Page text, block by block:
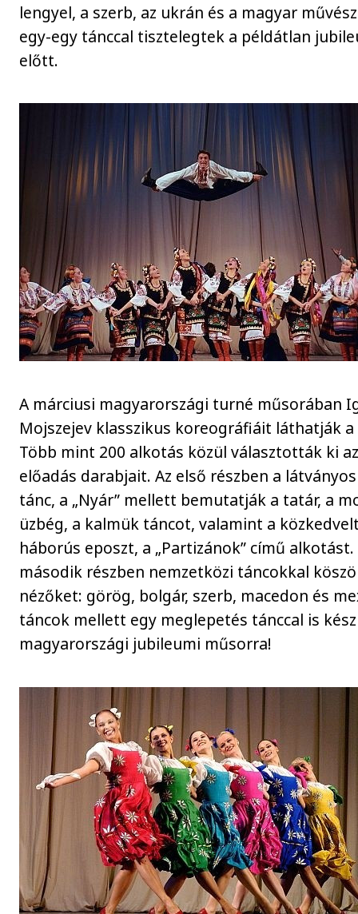
lengyel, a szerb, az ukrán és a magyar
egy-egy tánccal tisztelegtek a példátlan
előtt.
A márciusi magyarországi turné műsorában
Mojszejev klasszikus koreográfiáit láthatják a
Több mint 200 alkotás közül választották ki
előadás darabjait. Az első részben a
tánc, a „Nyár” mellett bemutatják a tatár, a
üzbég, a kalmük táncot, valamint a
háborús eposzt, a „Partizánok” című alkotást.
második részben nemzetközi táncokkal
nézőket: görög, bolgár, szerb, macedon és
táncok mellett egy meglepetés tánccal is
magyarországi jubileumi műsorra!